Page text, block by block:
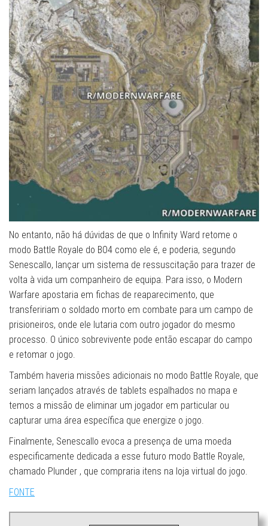
No entanto, não há dúvidas de que o Infinity Ward retome o
modo Battle Royale do BO4 como ele é, e poderia, segundo
Senescallo, lançar um sistema de ressuscitação para trazer de
volta à vida um companheiro de equipa. Para isso, o Modern
Warfare apostaria em fichas de reaparecimento, que
transfeririam o soldado morto em combate para um campo de
prisioneiros, onde ele lutaria com outro jogador do mesmo
processo. O único sobrevivente pode então escapar do campo
e retomar o jogo.
Também haveria missões adicionais no modo Battle Royale, que
seriam lançados através de tablets espalhados no mapa e
temos a missão de eliminar um jogador em particular ou
capturar uma área específica que energize o jogo.
Finalmente, Senescallo evoca a presença de uma moeda
especificamente dedicada a esse futuro modo Battle Royale,
chamado Plunder , que compraria itens na loja virtual do jogo.
FONTE